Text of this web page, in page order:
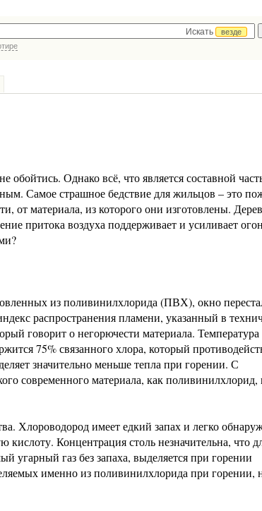
Искать
везде
Однако всё, что является составной
Самое страшное бедствие для жильцов – это
от материала, из которого они изготовлены.
притока воздуха поддерживает и усиливает
из поливинилхлорида (ПВХ), окно
распространения пламени, указанный в
говорит о негорючести материала. Температура
75% связанного хлора, который
значительно меньше тепла при горении. С
современного материала, как поливинилхлорид,
Хлороводород имеет едкий запах и легко
Концентрация столь незначительна, что
угарный газ без запаха, выделяется при горении
именно из поливинилхлорида при горении,